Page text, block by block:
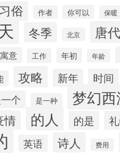
习俗 作者 你可以 保暖
冬季 北京 唐代
寓意 工作 年初 年龄
攻略 新年 时间
个 是一种 梦幻西
情 的人 的是
英语 诗人 费用